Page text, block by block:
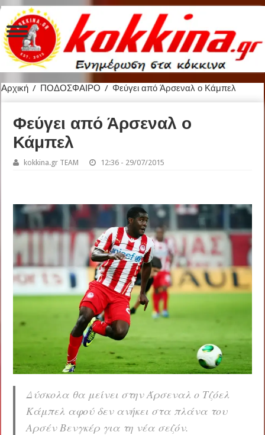
Αρχική / ΠΟΔΟΣΦΑΙΡΟ / Φεύγει από Άρσεναλ ο Κάμπελ
Φεύγει από Άρσεναλ ο
Κάμπελ
kokkina.gr TEAM 12:36 - 29/07/2015
Δύσκολα θα μείνει στην Άρσεναλ ο Τζόελ
Κάμπελ αφού δεν ανήκει στα πλάνα του
Αρσέν Βενγκέρ για τη νέα σεζόν.